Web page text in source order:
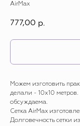
AirMax
777,00 р.
Можем изготовить
делали - 10х10
обсуждаема.
Cетка AirMax
Долговечность сетки